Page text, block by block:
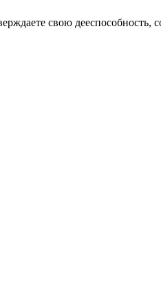
свою дееспособность,